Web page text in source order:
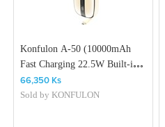
Konfulon A-50 (10000mAh
Fast Charging 22.5W Built-in
Cable Power Bank)
66,350 Ks
Sold byKONFULON